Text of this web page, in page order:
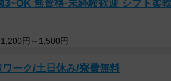
の朝。おもちゃのベビーカーにメル
ビーカーに、うーちゃんを乗せて！
ちゃん、のんちゃんのパパとママの
てみたそうです。
3~OK 無資格·未経験歓迎 シフト柔軟
円～1,500円
ーク/土日休み/寮費無料